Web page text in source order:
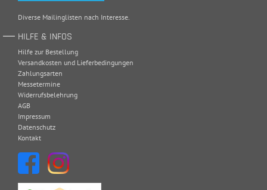
Diverse Mailinglisten nach Interesse.
HILFE & INFOS
Hilfe zur Bestellung
Versandkosten und Lieferbedingungen
Zahlungsarten
Messetermine
Widerrufsbelehrung
AGB
Impressum
Datenschutz
Kontakt